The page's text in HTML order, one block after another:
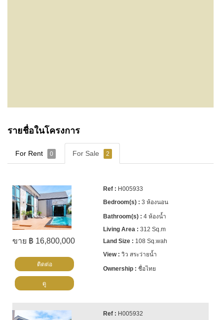
รายชื่อในโครงการ
For Rent 0 For Sale 2
ขาย ฿ 16,800,000
H005933
3 ห้องนอน
4 ห้องน้ำ
312 Sq.m
108 Sq.wah
วิว สระว่ายน้ำ
ชื่อไทย
ติดต่อ
ดู
H005932